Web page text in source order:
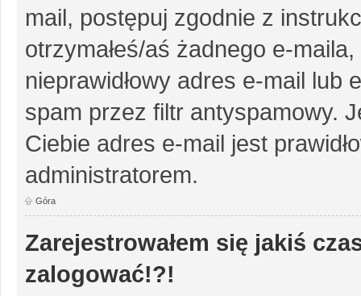
mail, postępuj zgodnie z
otrzymałeś/aś żadnego e-
nieprawidłowy adres e-mail lub
spam przez filtr antyspamowy.
Ciebie adres e-mail jest
administratorem.
Góra
Zarejestrowałem się jakiś
zalogować!?!